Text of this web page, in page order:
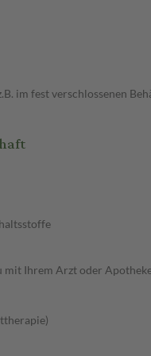
im fest verschlossenen
mit Ihrem Arzt oder